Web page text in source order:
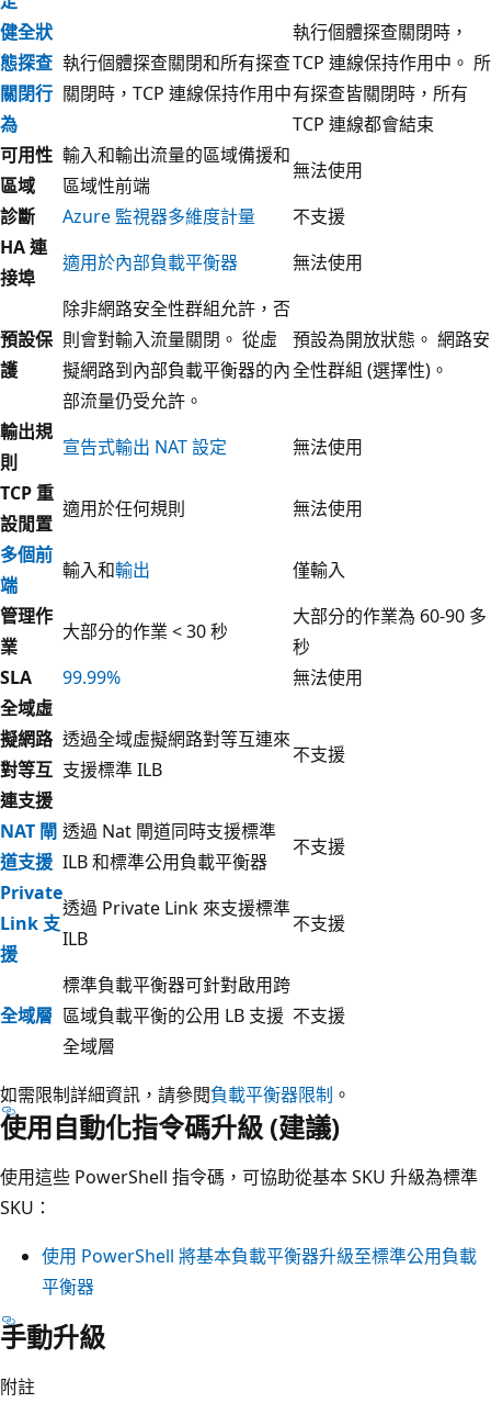
健全狀
態探查
關閉行
為
執行個體探查關閉和所有探查
關閉時，TCP 連線保持作用中
執行個體探查關閉時，
TCP 連線保持作用中。 所
有探查皆關閉時，所有
TCP 連線都會結束
可用性
區域
輸入和輸出流量的區域備援和
區域性前端
無法使用
診斷
Azure 監視器多維度計量
不支援
HA 連
接埠
適用於內部負載平衡器 無法使用
預設保
護
除非網路安全性群組允許，否
則會對輸入流量關閉。 從虛
擬網路到內部負載平衡器的內
部流量仍受允許。
預設為開放狀態。 網路安
全性群組 (選擇性)。
輸出規
則
宣告式輸出 NAT 設定
無法使用
TCP 重
設閒置
適用於任何規則
無法使用
多個前
端
輸入和輸出
僅輸入
管理作
業
大部分的作業 < 30 秒
大部分的作業為 60-90 多
秒
SLA
99.99%
無法使用
全域虛
擬網路
對等互
連支援
透過全域虛擬網路對等互連來
支援標準 ILB
不支援
NAT 閘
道支援
透過 Nat 閘道同時支援標準
ILB 和標準公用負載平衡器
不支援
Private
Link 支
援
透過 Private Link 來支援標準
ILB
不支援
全域層
標準負載平衡器可針對啟用跨
區域負載平衡的公用 LB 支援
全域層
不支援
如需限制詳細資訊，請參閱負載平衡器限制 。
使用自動化指令碼升級 (建議)
使用這些 PowerShell 指令碼，可協助從基本 SKU 升級為標準
SKU：
使用 PowerShell 將基本負載平衡器升級至標準公用負載
平衡器
手動升級
附註